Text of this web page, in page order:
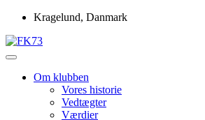
Skip
content
Kragelund, Danmark
FK73
Om klubben
Vores historie
Vedtægter
Værdier